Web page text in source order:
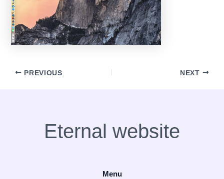
PREVIOUS NEXT
Eternal website
Menu